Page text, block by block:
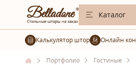
Каталог
Калькулятор штор
Портфолио Гостиные